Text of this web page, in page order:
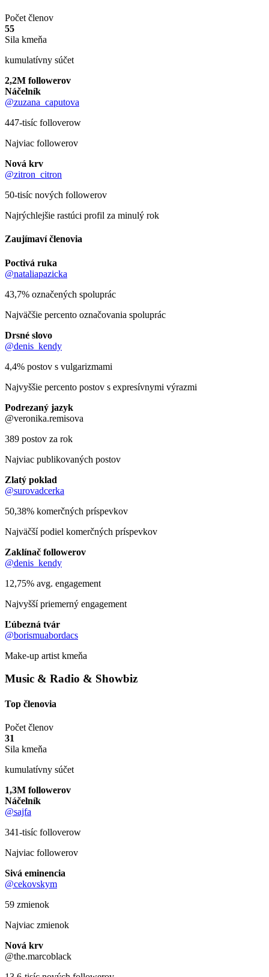
Počet členov
55
Sila kmeňa
kumulatívny súčet
2,2M followerov
Náčelník
@zuzana_caputova
447-tisíc folloverow
Najviac followerov
Nová krv
@zitron_citron
50-tisíc nových followerov
Najrýchlejšie rastúci profil za minulý rok
Zaujímaví členovia
Poctivá ruka
@nataliapazicka
43,7% označených spoluprác
Najväčšie percento označovania spoluprác
Drsné slovo
@denis_kendy
4,4% postov s vulgarizmami
Najvyššie percento postov s expresívnymi výrazmi
Podrezaný jazyk
@veronika.remisova
389 postov za rok
Najviac publikovaných postov
Zlatý poklad
@surovadcerka
50,38% komerčných príspevkov
Najväčší podiel komerčných príspevkov
Zaklínač followerov
@denis_kendy
12,75% avg. engagement
Najvyšší priemerný engagement
Ľúbezná tvár
@borismuabordacs
Make-up artist kmeňa
Music & Radio & Showbiz
Top členovia
Počet členov
31
Sila kmeňa
kumulatívny súčet
1,3M followerov
Náčelník
@sajfa
341-tisíc folloverow
Najviac followerov
Sivá eminencia
@cekovskym
59 zmienok
Najviac zmienok
Nová krv
@the.marcoblack